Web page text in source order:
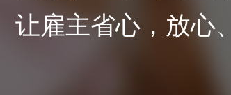
让雇主省心，放心